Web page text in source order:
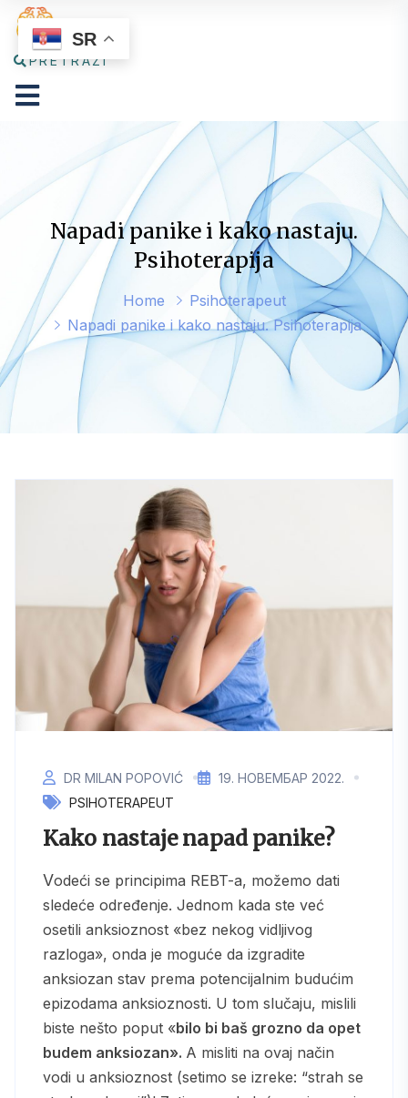
PRETRAŽI
Napadi panike i kako nastaju.
Psihoterapija
Home
Psihoterapeut
Napadi panike i kako nastaju. Psihoterapija
DR MILAN POPOVIĆ
19. НОВЕМБАР 2022.
PSIHOTERAPEUT
Kako nastaje napad panike?
Vodeći se principima REBT-a, možemo dati
sledeće određenje. Jednom kada ste već
osetili anksioznost «bez nekog vidljivog
razloga», onda je moguće da izgradite
anksiozan stav prema potencijalnim budućim
epizodama anksioznosti. U tom slučaju, mislili
biste nešto poput «bilo bi baš grozno da opet
budem anksiozan». A misliti na ovaj način
vodi u anksioznost (setimo se izreke: “strah se
SR